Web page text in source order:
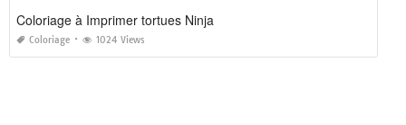
Coloriage à Imprimer tortues Ninja
Coloriage 1024 Views